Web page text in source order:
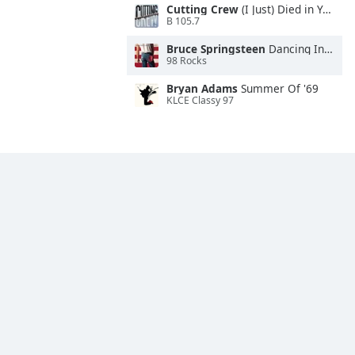
Cutting Crew (I Just) Died in Your Arms
B 105.7
Bruce Springsteen Dancing In the Dark
98 Rocks
Bryan Adams Summer Of '69
KLCE Classy 97